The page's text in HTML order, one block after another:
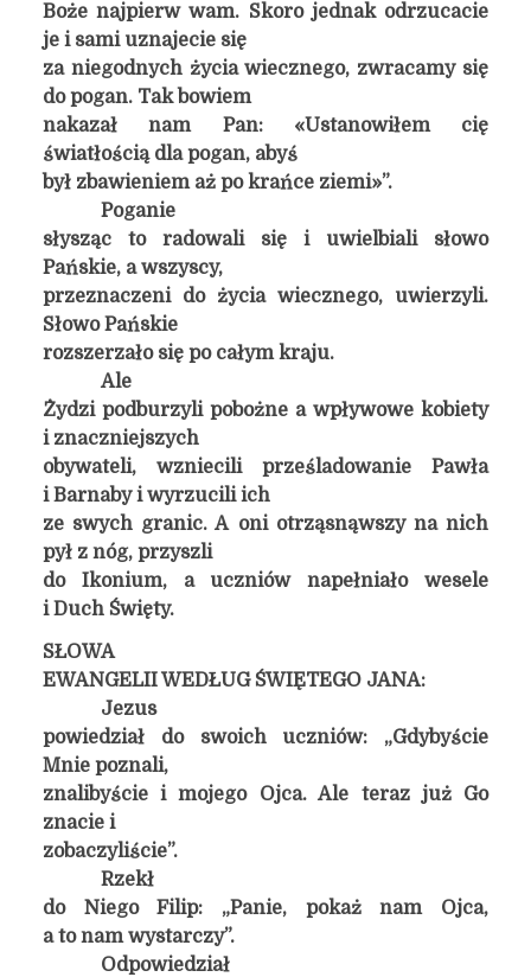
Boże najpierw wam. Skoro jednak odrzucacie
je i sami uznajecie się
za niegodnych życia wiecznego, zwracamy się
do pogan. Tak bowiem
nakazał nam Pan: «Ustanowiłem cię
światłością dla pogan, abyś
był zbawieniem aż po krańce ziemi»”.
Poganie
słysząc to radowali się i uwielbiali słowo
Pańskie, a wszyscy,
przeznaczeni do życia wiecznego, uwierzyli.
Słowo Pańskie
rozszerzało się po całym kraju.
Ale
Żydzi podburzyli pobożne a wpływowe kobiety
i znaczniejszych
obywateli, wzniecili prześladowanie Pawła
i Barnaby i wyrzucili ich
ze swych granic. A oni otrząsnąwszy na nich
pył z nóg, przyszli
do Ikonium, a uczniów napełniało wesele
i Duch Święty.
SŁOWA
EWANGELII WEDŁUG ŚWIĘTEGO JANA:
Jezus
powiedział do swoich uczniów: „Gdybyście
Mnie poznali,
znalibyście i mojego Ojca. Ale teraz już Go
znacie i
zobaczyliście”.
Rzekł
do Niego Filip: „Panie, pokaż nam Ojca,
a to nam wystarczy”.
Odpowiedział